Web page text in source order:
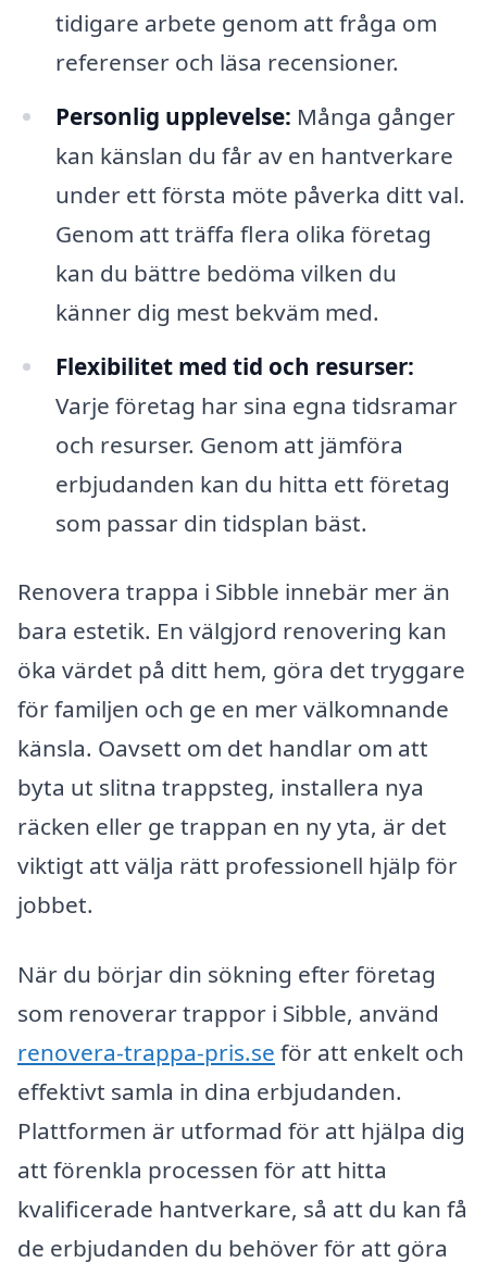
tidigare arbete genom att fråga om
referenser och läsa recensioner.
Personlig upplevelse: Många gånger
kan känslan du får av en hantverkare
under ett första möte påverka ditt val.
Genom att träffa flera olika företag
kan du bättre bedöma vilken du
känner dig mest bekväm med.
Flexibilitet med tid och resurser:
Varje företag har sina egna tidsramar
och resurser. Genom att jämföra
erbjudanden kan du hitta ett företag
som passar din tidsplan bäst.
Renovera trappa i Sibble innebär mer än
bara estetik. En välgjord renovering kan
öka värdet på ditt hem, göra det tryggare
för familjen och ge en mer välkomnande
känsla. Oavsett om det handlar om att
byta ut slitna trappsteg, installera nya
räcken eller ge trappan en ny yta, är det
viktigt att välja rätt professionell hjälp för
jobbet.
När du börjar din sökning efter företag
som renoverar trappor i Sibble, använd
renovera-trappa-pris.se för att enkelt och
effektivt samla in dina erbjudanden.
Plattformen är utformad för att hjälpa dig
att förenkla processen för att hitta
kvalificerade hantverkare, så att du kan få
de erbjudanden du behöver för att göra